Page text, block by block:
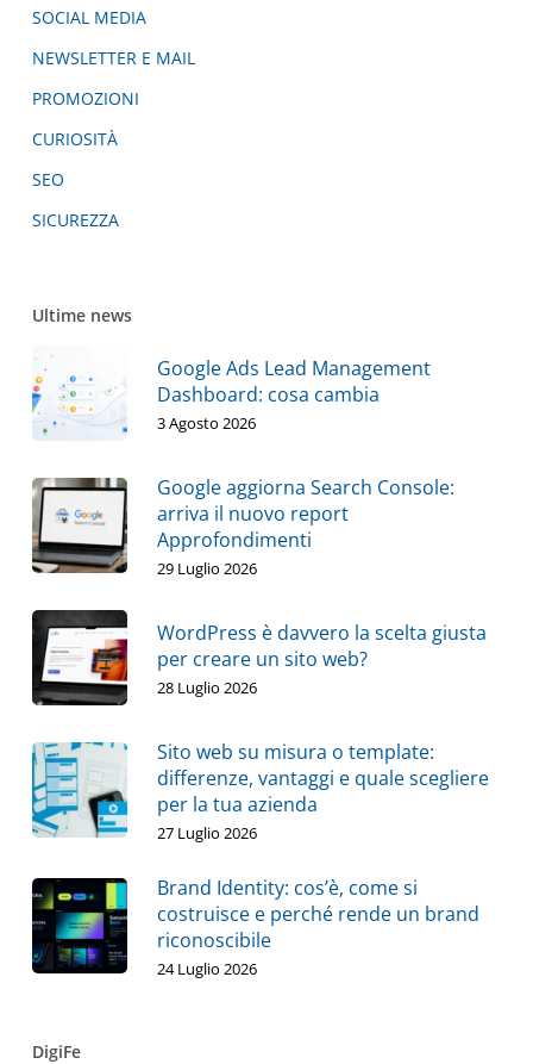
SOCIAL MEDIA
NEWSLETTER E MAIL
PROMOZIONI
CURIOSITÀ
SEO
SICUREZZA
Ultime news
Google Ads Lead Management
Dashboard: cosa cambia
3 Agosto 2026
Google aggiorna Search Console:
arriva il nuovo report
Approfondimenti
29 Luglio 2026
WordPress è davvero la scelta giusta
per creare un sito web?
28 Luglio 2026
Sito web su misura o template:
differenze, vantaggi e quale scegliere
per la tua azienda
27 Luglio 2026
Brand Identity: cos’è, come si
costruisce e perché rende un brand
riconoscibile
24 Luglio 2026
DigiFe